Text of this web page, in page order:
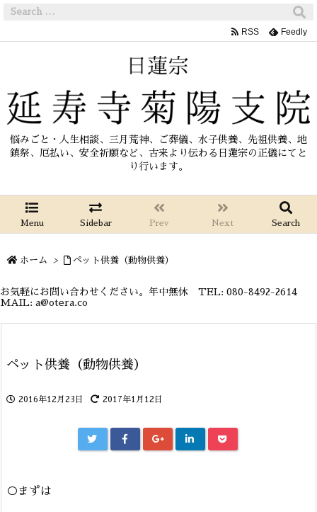
悩みごと・人生相談、三月荒神、ご葬儀、水子供養、先祖供養、地
鎮祭、厄払い、安全祈願など、古来より伝わる日蓮宗の正儀にてと
り行います。
Menu Sidebar Prev Next Search
RSS Feedly
ホーム > ペット供養（動物供養）
お気軽にお問い合わせください。年中無休 TEL: 080-8492-2614
MAIL: a@otera.co
ペット供養（動物供養）
2016年12月23日 2017年1月12日
○まずは